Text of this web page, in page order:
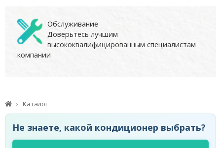
Обслуживание
Доверьтесь лучшим
высококвалифицированным специалистам
компании
Каталог
Не знаете, какой кондиционер выбрать?